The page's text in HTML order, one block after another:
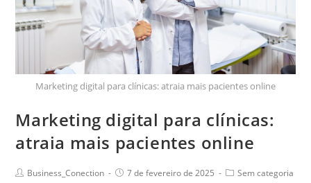
Marketing digital para clínicas: atraia mais pacientes online
Marketing digital para clínicas:
atraia mais pacientes online
Business_Conection 7 de fevereiro de 2025 Sem categoria